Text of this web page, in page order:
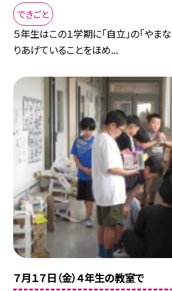
できごと
５年生はこの１学期に「自立」の「やま
りあげていることをほめ...
７月１７日（金）４年生の教室で